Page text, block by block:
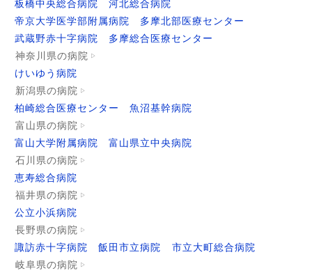
板橋中央総合病院
河北総合病院
帝京大学医学部附属病院
多摩北部医療センター
武蔵野赤十字病院
多摩総合医療センター
神奈川県の病院
けいゆう病院
新潟県の病院
柏崎総合医療センター
魚沼基幹病院
富山県の病院
富山大学附属病院
富山県立中央病院
石川県の病院
恵寿総合病院
福井県の病院
公立小浜病院
長野県の病院
諏訪赤十字病院
飯田市立病院
市立大町総合病院
岐阜県の病院